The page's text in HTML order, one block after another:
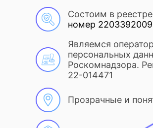
Состоим в
номер
Являемся
персональных
Роскомнадзора.
22-014471
Прозрачные и